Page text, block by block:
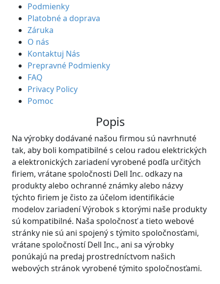
Podmienky
Platobné a doprava
Záruka
O nás
Kontaktuj Nás
Prepravné Podmienky
FAQ
Privacy Policy
Pomoc
Popis
Na výrobky dodávané našou firmou sú navrhnuté
tak, aby boli kompatibilné s celou radou elektrických
a elektronických zariadení vyrobené podľa určitých
firiem, vrátane spoločnosti Dell Inc. odkazy na
produkty alebo ochranné známky alebo názvy
týchto firiem je čisto za účelom identifikácie
modelov zariadení Výrobok s ktorými naše produkty
sú kompatibilné. Naša spoločnosť a tieto webové
stránky nie sú ani spojený s týmito spoločnosťami,
vrátane spoločností Dell Inc., ani sa výrobky
ponúkajú na predaj prostredníctvom našich
webových stránok vyrobené týmito spoločnosťami.